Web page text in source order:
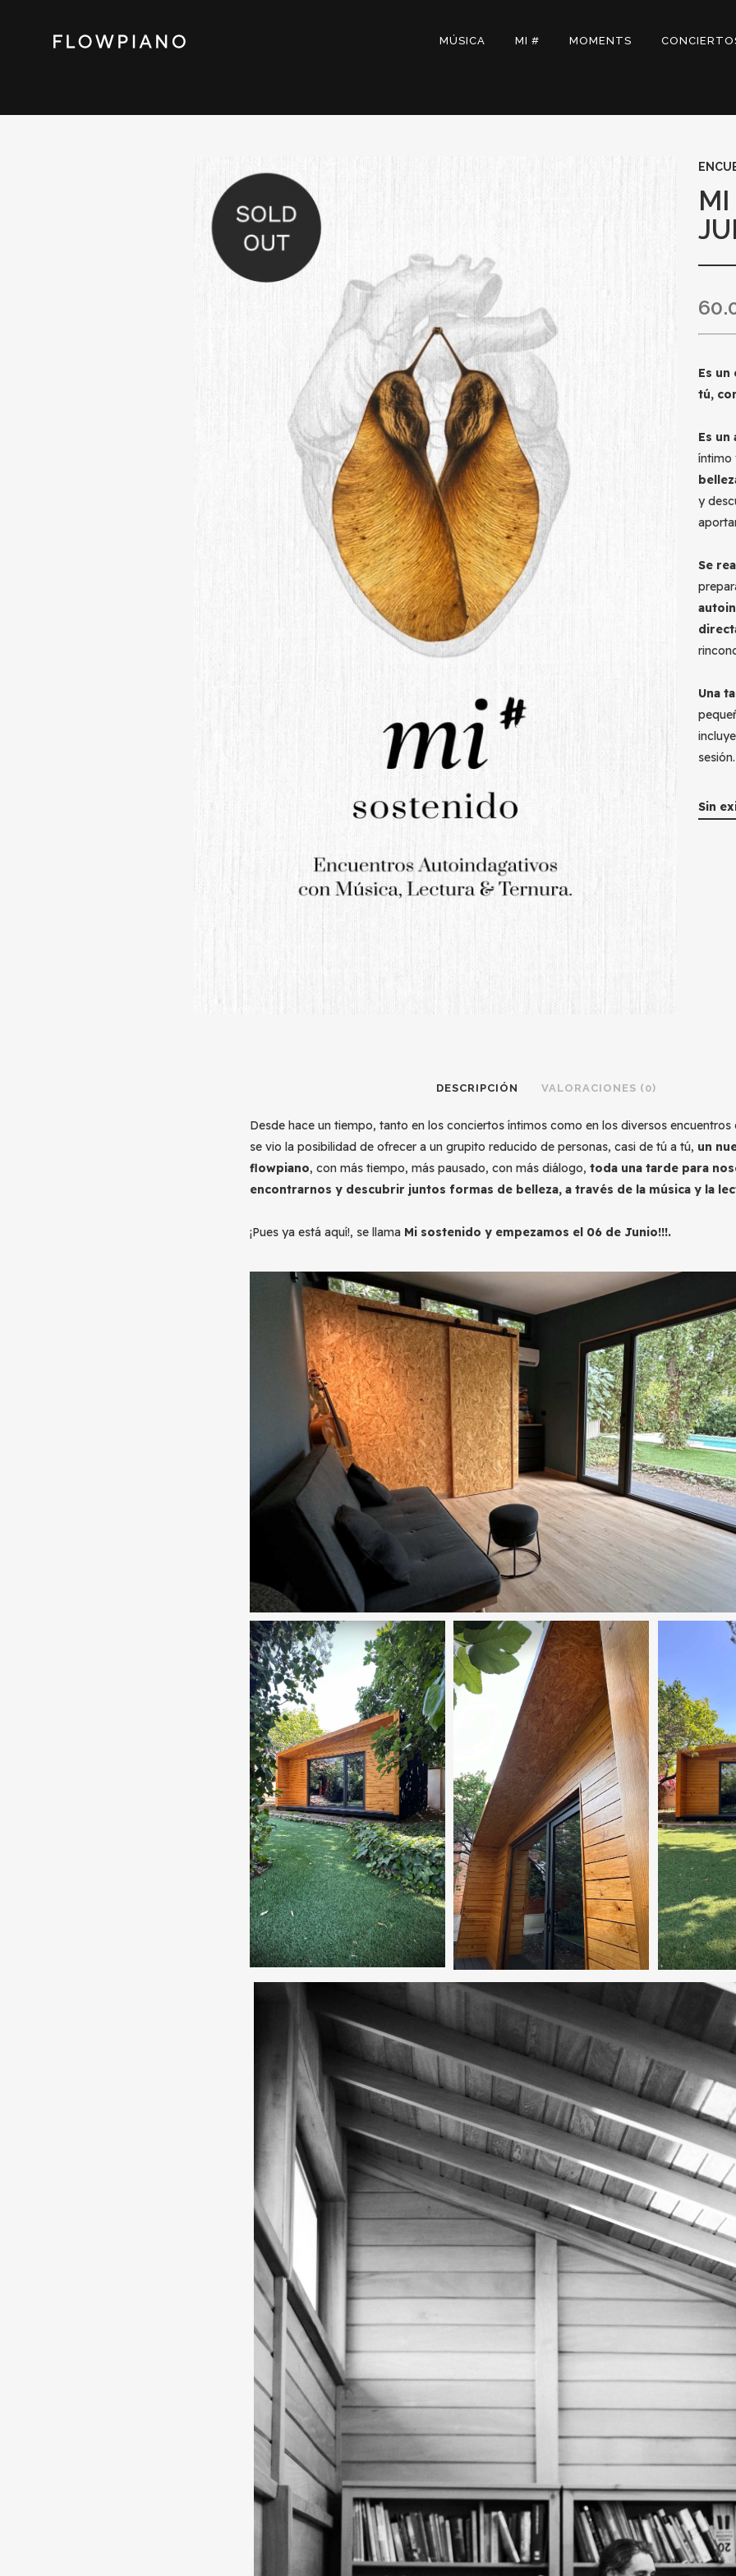
MÚSICA MI # MOMENTS
Es
tú,
Es
íntimo
y
Se
Una
sesión.
Sin
DESCRIPCIÓN VALORACIONES (0)
Desde hace un tiempo, tanto en los conciertos íntimos como en los diversos encuentros
se vio la posibilidad de ofrecer a un grupito reducido de personas, casi de tú a tú, un
flowpiano, con más tiempo, más pausado, con más diálogo, toda una tarde para
encontrarnos y descubrir juntos formas de belleza, a través de la música y la
¡Pues ya está aquí!, se llama Mi sostenido y empezamos el 06 de Junio!!!.